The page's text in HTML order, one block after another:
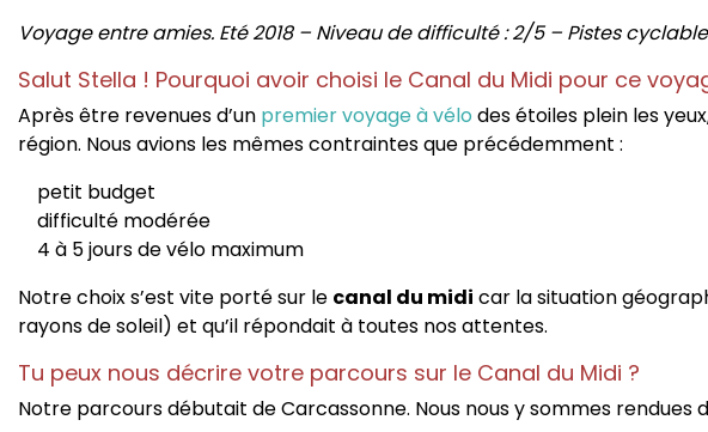
Voyage entre amies. Eté 2018 – Niveau de difficulté : 2/5 – Pistes
Salut Stella ! Pourquoi avoir choisi le Canal du Midi pour ce
Après être revenues d’un premier voyage à vélo des étoiles plein les
région. Nous avions les mêmes contraintes que précédemment :
petit budget
difficulté modérée
4 à 5 jours de vélo maximum
Notre choix s’est vite porté sur le canal du midi car la situation
rayons de soleil) et qu’il répondait à toutes nos attentes.
Tu peux nous décrire votre parcours sur le Canal du Midi ?
Notre parcours débutait de Carcassonne. Nous nous y sommes